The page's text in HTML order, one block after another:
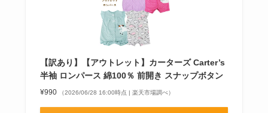
【訳あり】【アウトレット】カーターズ Carter’s
半袖 ロンパース 綿100％ 前開き スナップボタン
¥990 （2026/06/28 16:00時点 | 楽天市場調べ）